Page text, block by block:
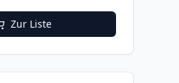
Zur Liste